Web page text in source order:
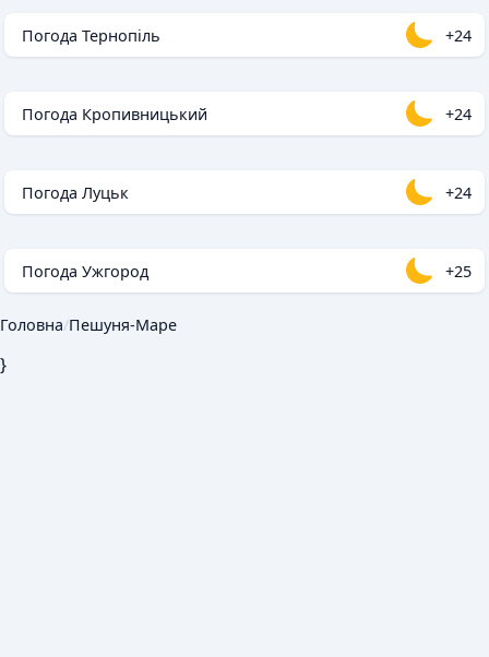
Погода Тернопіль +24
Погода Кропивницький +24
Погода Луцьк +24
Погода Ужгород +25
Головна/Пешуня-Маре
}